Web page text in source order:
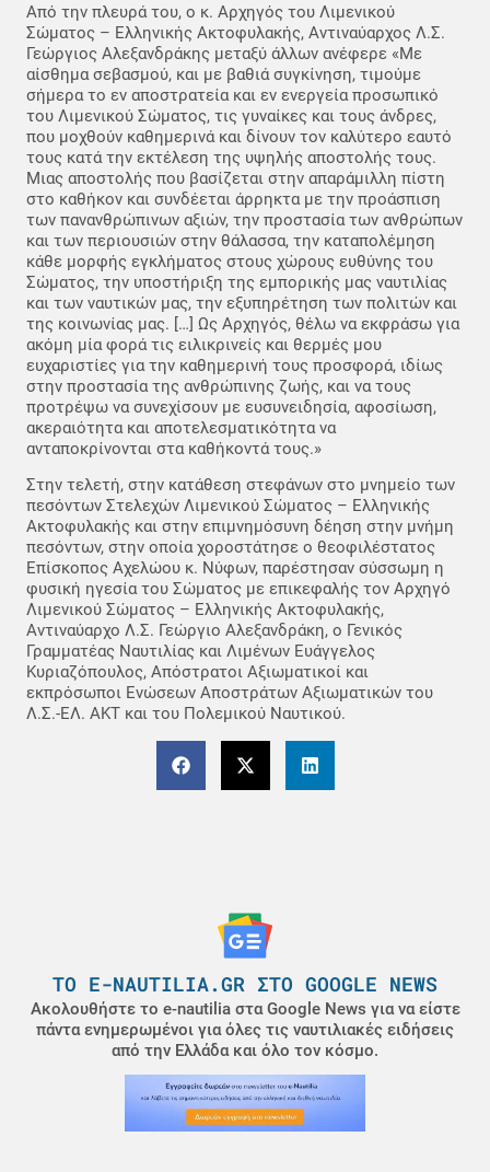
Από την πλευρά του, ο κ. Αρχηγός του Λιμενικού
Σώματος – Ελληνικής Ακτοφυλακής, Αντιναύαρχος Λ.Σ.
Γεώργιος Αλεξανδράκης μεταξύ άλλων ανέφερε «Με
αίσθημα σεβασμού, και με βαθιά συγκίνηση, τιμούμε
σήμερα το εν αποστρατεία και εν ενεργεία προσωπικό
του Λιμενικού Σώματος, τις γυναίκες και τους άνδρες,
που μοχθούν καθημερινά και δίνουν τον καλύτερο εαυτό
τους κατά την εκτέλεση της υψηλής αποστολής τους.
Μιας αποστολής που βασίζεται στην απαράμιλλη πίστη
στο καθήκον και συνδέεται άρρηκτα με την προάσπιση
των πανανθρώπινων αξιών, την προστασία των ανθρώπων
και των περιουσιών στην θάλασσα, την καταπολέμηση
κάθε μορφής εγκλήματος στους χώρους ευθύνης του
Σώματος, την υποστήριξη της εμπορικής μας ναυτιλίας
και των ναυτικών μας, την εξυπηρέτηση των πολιτών και
της κοινωνίας μας. […] Ως Αρχηγός, θέλω να εκφράσω για
ακόμη μία φορά τις ειλικρινείς και θερμές μου
ευχαριστίες για την καθημερινή τους προσφορά, ιδίως
στην προστασία της ανθρώπινης ζωής, και να τους
προτρέψω να συνεχίσουν με ευσυνειδησία, αφοσίωση,
ακεραιότητα και αποτελεσματικότητα να
ανταποκρίνονται στα καθήκοντά τους.»
Στην τελετή, στην κατάθεση στεφάνων στο μνημείο των
πεσόντων Στελεχών Λιμενικού Σώματος – Ελληνικής
Ακτοφυλακής και στην επιμνημόσυνη δέηση στην μνήμη
πεσόντων, στην οποία χοροστάτησε ο θεοφιλέστατος
Επίσκοπος Αχελώου κ. Νύφων, παρέστησαν σύσσωμη η
φυσική ηγεσία του Σώματος με επικεφαλής τον Αρχηγό
Λιμενικού Σώματος – Ελληνικής Ακτοφυλακής,
Αντιναύαρχο Λ.Σ. Γεώργιο Αλεξανδράκη, ο Γενικός
Γραμματέας Ναυτιλίας και Λιμένων Ευάγγελος
Κυριαζόπουλος, Απόστρατοι Αξιωματικοί και
εκπρόσωποι Ενώσεων Αποστράτων Αξιωματικών του
Λ.Σ.-ΕΛ. ΑΚΤ και του Πολεμικού Ναυτικού.
ΤΟ E-NAUTILIA.GR ΣΤΟ GOOGLE NEWS
Ακολουθήστε το e-nautilia στα Google News για να είστε
πάντα ενημερωμένοι για όλες τις ναυτιλιακές ειδήσεις
από την Ελλάδα και όλο τον κόσμο.